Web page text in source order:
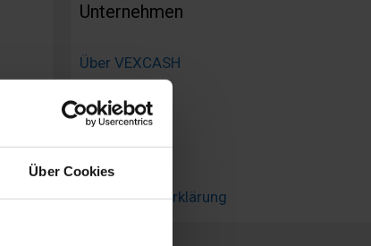
Über Cookies
Unternehmen
Über VEXCASH
Kontakt
Blog
Impressum
Datenschutzerklärung